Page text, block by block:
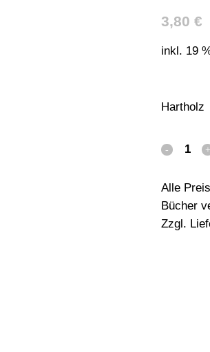
3,80 €
inkl. 19
Hartholz
Alle
Bücher
Zzgl.